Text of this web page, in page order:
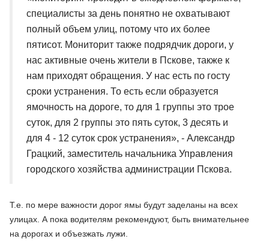
специалисты за день понятно не охватывают
полный объем улиц, потому что их более
пятисот. Мониторит также подрядчик дороги, у
нас активные очень жители в Пскове, также к
нам приходят обращения. У нас есть по госту
сроки устранения. То есть если образуется
ямочность на дороге, то для 1 группы это трое
суток, для 2 группы это пять суток, 3 десять и
для 4 - 12 суток срок устранения», - Александр
Грацкий, заместитель начальника Управления
городского хозяйства администрации Пскова.
Т.е. по мере важности дорог ямы будут заделаны на всех
улицах. А пока водителям рекомендуют, быть внимательнее
на дорогах и объезжать лужи.